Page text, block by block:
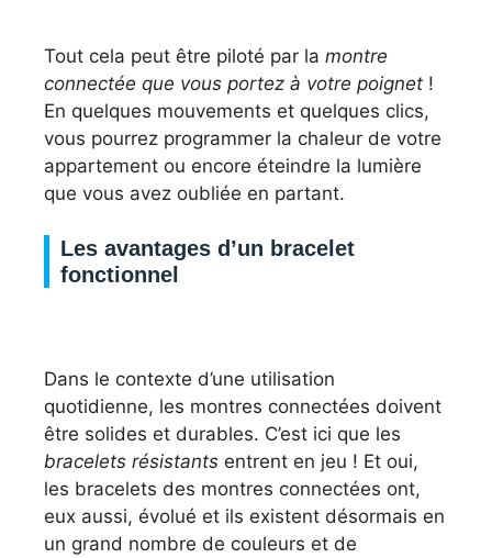
Tout cela peut être piloté par la montre
connectée que vous portez à votre poignet !
En quelques mouvements et quelques clics,
vous pourrez programmer la chaleur de votre
appartement ou encore éteindre la lumière
que vous avez oubliée en partant.
Les avantages d’un bracelet
fonctionnel
Dans le contexte d’une utilisation
quotidienne, les montres connectées doivent
être solides et durables. C’est ici que les
bracelets résistants entrent en jeu ! Et oui,
les bracelets des montres connectées ont,
eux aussi, évolué et ils existent désormais en
un grand nombre de couleurs et de